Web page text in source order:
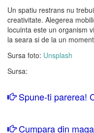
Un spatiu restrans nu
creativitate. Alegerea
locuinta este un organism
la seara si de la un
Sursa foto: Unsplash
Sursa:
Spune-ti parerea!
Cumpara din